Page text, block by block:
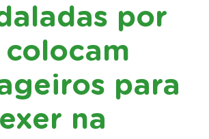
por
colocam
para
na